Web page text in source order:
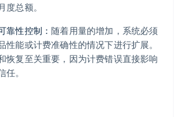
度总额。
靠性控制：随着用量的增加，系统必须
性能或计费准确性的情况下进行扩展。
恢复至关重要，因为计费错误直接影响
任。